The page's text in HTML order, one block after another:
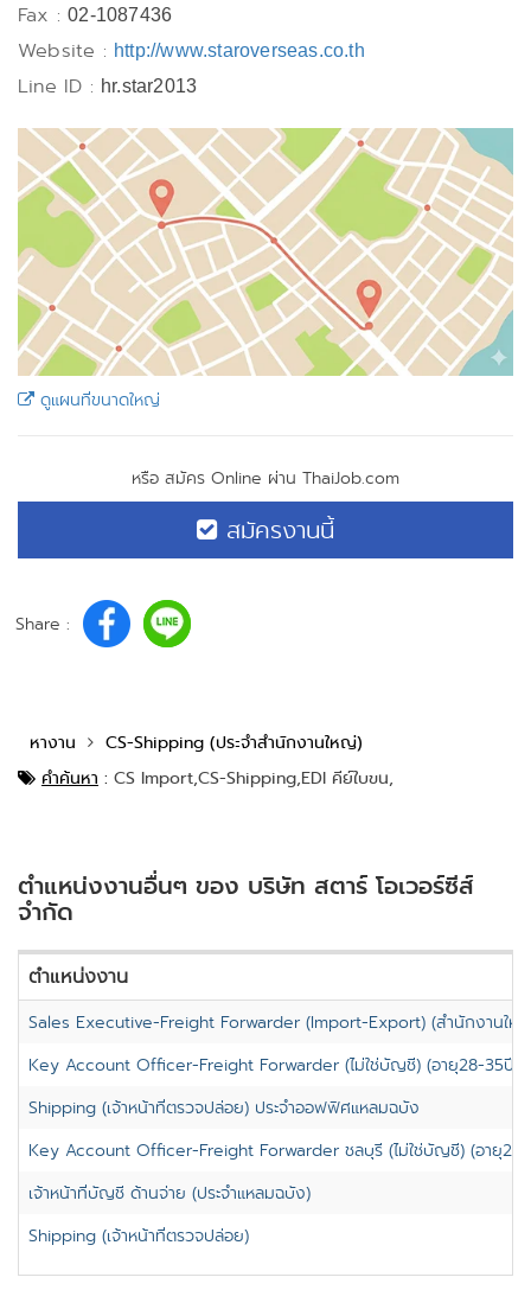
Fax :02-1087436
Website : http://www.staroverseas.co.th
Line ID : hr.star2013
ดูแผนที่ขนาดใหญ่
หรือ สมัคร Online ผ่าน ThaiJob.com
สมัครงานนี้
Share :
หางาน
CS-Shipping (ประจำสำนักงานใหญ่)
คำค้นหา : CS Import,CS-Shipping,EDI คีย์ใบขน,
ตำแหน่งงานอื่นๆ ของ บริษัท สตาร์ โอเวอร์ซีส์
จำกัด
ตำแหน่งงาน
Sales Executive-Freight Forwarder (Import-Export) (สำนักงานให
Key Account Officer-Freight Forwarder (ไม่ใช่บัญชี) (อายุ28-35ปี)
Shipping (เจ้าหน้าที่ตรวจปล่อย) ประจำออฟฟิศแหลมฉบัง
Key Account Officer-Freight Forwarder ชลบุรี (ไม่ใช่บัญชี) (อายุ
เจ้าหน้าที่บัญชี ด้านจ่าย (ประจำแหลมฉบัง)
Shipping (เจ้าหน้าที่ตรวจปล่อย)